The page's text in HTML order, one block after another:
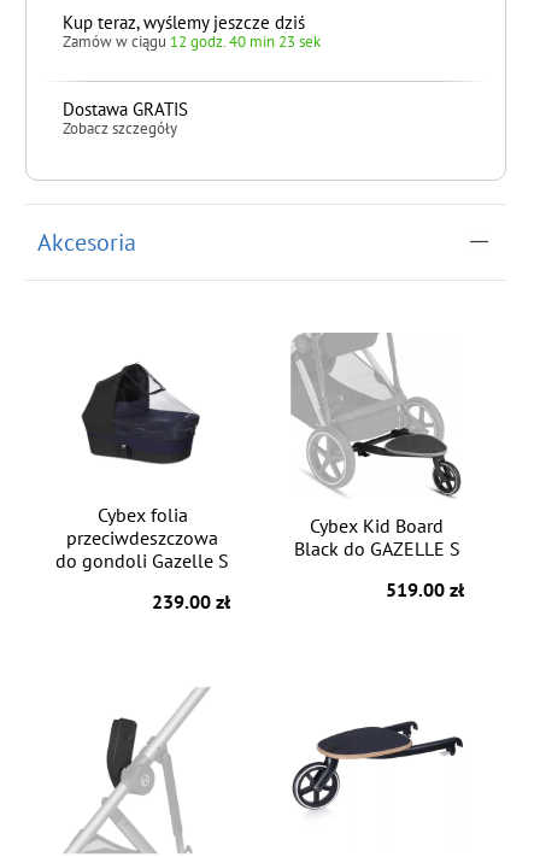
Kup teraz, wyślemy jeszcze dziś
Zamów w ciągu 12 godz. 40 min 22 sek
Dostawa GRATIS
Zobacz szczegóły
Akcesoria
Cybex folia
przeciwdeszczowa
do gondoli Gazelle S
239.00 zł
Cybex Kid Board
Black do GAZELLE S
519.00 zł